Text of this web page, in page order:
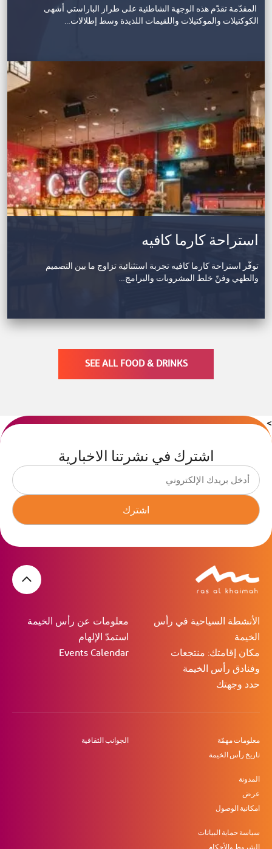
المقدّمة تقدّم هذه الوجهة الشاطئية على طراز الباراستي أشهى
الكوكتيلات والموكتيلات واللقيمات اللذيذة وسط إطلالات…
استراحة كارما كافيه
توفّر استراحة كارما كافيه تجربة استثنائية تزاوج ما بين التصميم
والطهي وفنّ خلط المشروبات والبرامج…
SEE ALL FOOD & DRINKS
>
اشترك في نشرتنا الاخبارية
اشترك
الأنشطة السياحية في رأس
الخيمة
مكان إقامتك: منتجعات
وفنادق رأس الخيمة
حدد وجهتك
معلومات عن رأس الخيمة
استمدّ الإلهام
Events Calendar
معلومات مهمّة
تاريخ رأس الخيمة
الجوانب الثقافية
المدونة
عرض
امكانية الوصول
سياسة حماية البيانات
الشروط والأحكام